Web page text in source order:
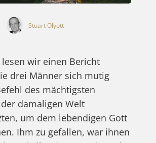
Stuart Olyott
wir einen Bericht
drei Männer sich mutig
des mächtigsten
damaligen Welt
um dem lebendigen Gott
Ihm zu gefallen, war ihnen